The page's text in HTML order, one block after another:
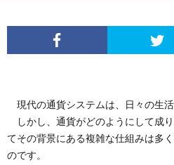
現代の通貨システムは、日々の生活
しかし、通貨がどのようにして成
てその背景にある複雑な仕組みは多
のです。